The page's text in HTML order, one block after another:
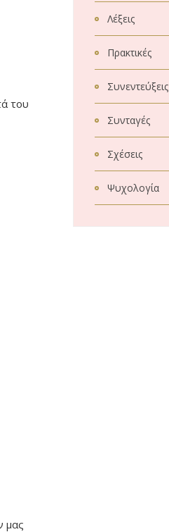
του
μας
Λέξεις
Πρακτικές
Συνεντεύξεις
Συνταγές
Σχέσεις
Ψυχολογία